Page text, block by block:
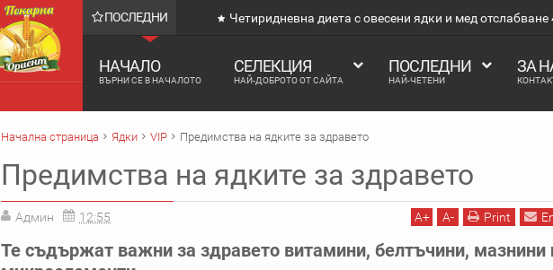
ПОСЛЕДНИ Четиридневна диета с овесени ядки и мед отслабване
НАЧАЛО
ВЪРНИ СЕ В НАЧАЛОТО
СЕЛЕКЦИЯ
НАЙ-ДОБРОТО ОТ САЙТА
ПОСЛЕДНИ
НАЙ-ЧЕТЕНИ
ЗА
Начална страница Ядки VIP Предимства на ядките за здравето
Предимства на ядките за здравето
Админ 12:55 A+ A- Print
Те съдържат важни за здравето витамини, белтъчини, мазнини